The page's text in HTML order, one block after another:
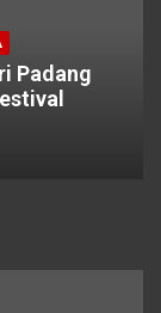
Padang